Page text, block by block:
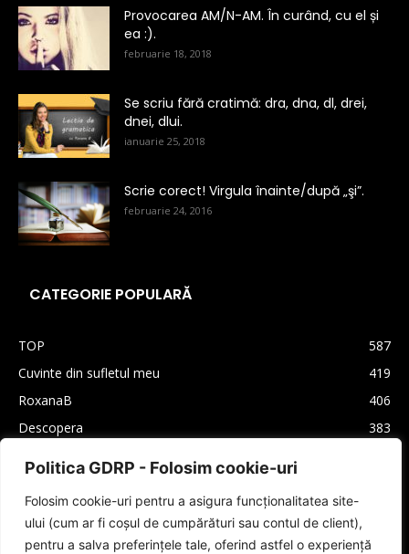
Politica GDRP - Folosim cookie-uri
Folosim cookie-uri pentru a asigura funcționalitatea site-
ului (cum ar fi coșul de cumpărături sau contul de client),
pentru a salva preferințele tale, oferind astfel o experiență
Provocarea AM/N-AM. În curând, cu el și
ea :).
februarie 18, 2018
Se scriu fără cratimă: dra, dna, dl, drei,
dnei, dlui.
ianuarie 25, 2018
Scrie corect! Virgula înainte/după „şi”.
februarie 24, 2016
CATEGORIE POPULARĂ
TOP
587
Cuvinte din sufletul meu
419
RoxanaB
406
Descopera
383
Lifestyle
Cultura generala
160